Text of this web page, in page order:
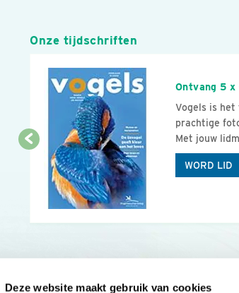
Deze website maakt gebruik van cookies
Onze tijdschriften
Ontvang 5
Vogels is
prachtige
Met jouw
WORD LID